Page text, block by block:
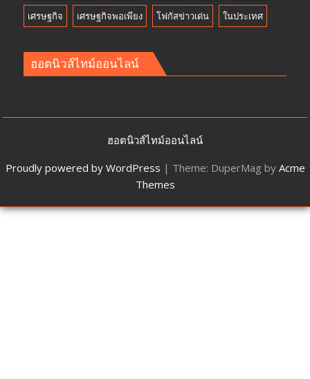
เศรษฐกิจ เศรษฐกิจพอเพียง โฟกัสข่าวเด่น ในประเทศ
ฮอตนิวส์ไทม์ออนไลน์
ฮอตนิวส์ไทม์ออนไลน์
Proudly powered by WordPress | Theme: DuperMag by Acme
Themes